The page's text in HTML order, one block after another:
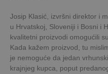
Josip Klasić, izvršni direktor i
u Hrvatskoj, Sloveniji i Bosni i
kvalitetni proizvodi omogućili
Kada kažem proizvod, tu
je nemoguće da jedan
krajnjeg kupca, poput